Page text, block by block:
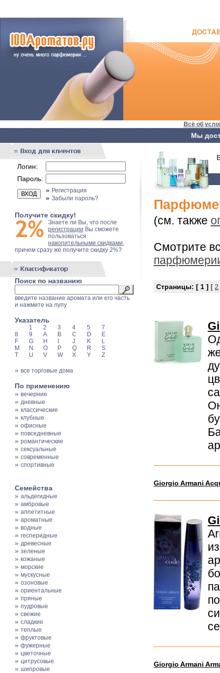
Всё об
Мы
Логин:
Пароль:
» Регистрация
» Забыли пароль?
Получите скидку!
Знаете ли Вы, что после
регистрации Вы сможете
пользоваться
накопительными скидками,
причем сразу же получите скидку 2%?
Поиск по названию
введите название аромата или его часть
и нажмите на лупу
Указатель
1 2 3 4 5
7
8
9 A B C D
E
F
G H J K
L
M
N O P Q R
S
T
U V W X Y Z
» все торговые дома
По применению
» вечерние
» дневные
» классические
» клубные
» офисные
» повседневные
» романтические
» сексуальные
» современные
» спортивные
Семейства
» альдегидные
» амбровые
» аппетитные
» ароматные
» водные
» гесперидные
» древесные
» зеленые
» кожаные
» морские
» мускусные
» озоновые
» ориентальные
» пряные
» пудровые
» свежие
» сладкие
» теплые
» фруктовые
» фужерные
» цветочные
» цитрусовые
» шипровые
(см. также
Смотрите
Страницы: [ 1 ] [ 2
Giorgio Armani
Giorgio Armani